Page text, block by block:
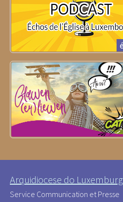
Arquidiocese do
Service Communication et Presse